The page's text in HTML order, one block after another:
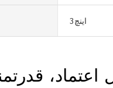
اینچ3